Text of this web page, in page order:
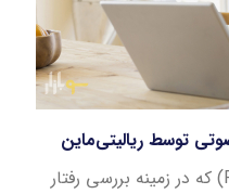
توسط ریالیتی‌ماین
کمپانی ریالیتی ماین (RealityMine) که در زمینه بررسی رفتار